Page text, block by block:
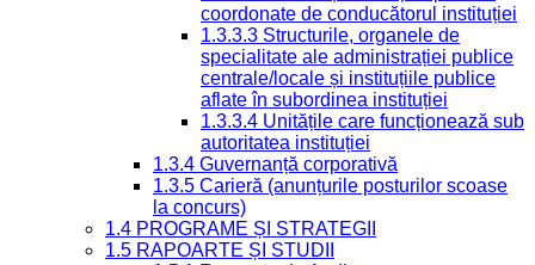
coordonate de conducătorul instituției
1.3.3.3 Structurile, organele de
specialitate ale administrației publice
centrale/locale și instituțiile publice
aflate în subordinea instituției
1.3.3.4 Unitățile care funcționează sub
autoritatea instituției
1.3.4 Guvernanță corporativă
1.3.5 Carieră (anunțurile posturilor scoase
la concurs)
1.4 PROGRAME ȘI STRATEGII
1.5 RAPOARTE ȘI STUDII